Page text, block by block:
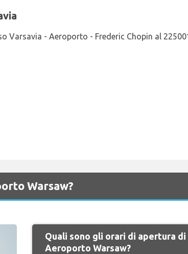
Varsavia - Aeroporto - Frederic Chopin al
Warsaw?
Quali sono gli orari di apertura di
Aeroporto Warsaw?